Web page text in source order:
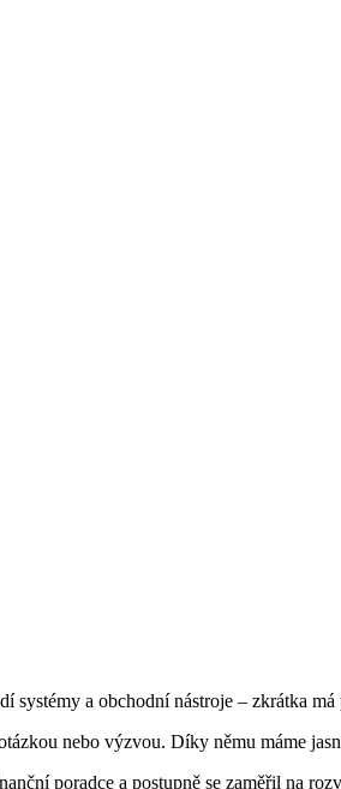
systémy a obchodní nástroje – zkrátka
nebo výzvou. Díky němu máme
poradce a postupně se zaměřil na